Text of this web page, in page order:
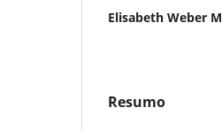
Elisabeth Weber
Resumo